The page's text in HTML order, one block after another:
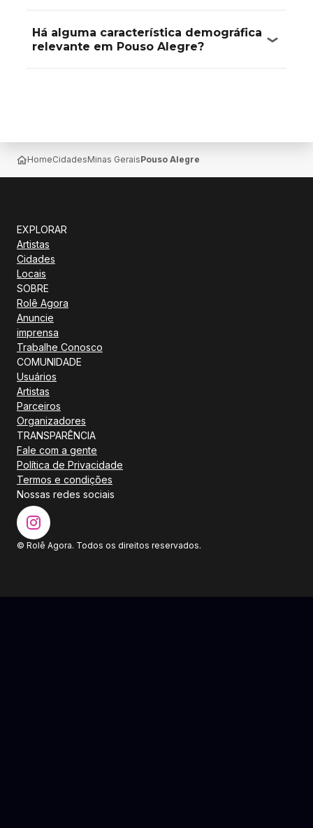
Há alguma característica demográfica
relevante em Pouso Alegre?
HomeCidadesMinas GeraisPouso Alegre
EXPLORAR
Artistas
Cidades
Locais
SOBRE
Rolê Agora
Anuncie
imprensa
Trabalhe Conosco
COMUNIDADE
Usuários
Artistas
Parceiros
Organizadores
TRANSPARÊNCIA
Fale com a gente
Política de Privacidade
Termos e condições
Nossas redes sociais
© Rolê Agora. Todos os direitos reservados.